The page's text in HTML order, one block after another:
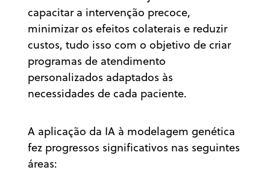
capacitar a intervenção precoce,
minimizar os efeitos colaterais e reduzir
custos, tudo isso com o objetivo de criar
programas de atendimento
personalizados adaptados às
necessidades de cada paciente.
A aplicação da IA à modelagem genética
fez progressos significativos nas seguintes
áreas: